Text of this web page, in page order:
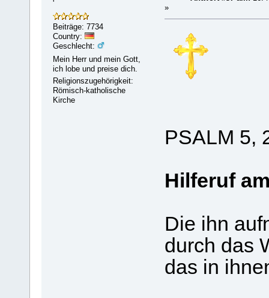
'
Beiträge: 7734
Country:
Geschlecht:
Mein Herr und mein Gott,
ich lobe und preise dich.
Religionszugehörigkeit:
Römisch-katholische
Kirche
»
PSALM 5,
Hilferuf
Die ihn
durch das
das in